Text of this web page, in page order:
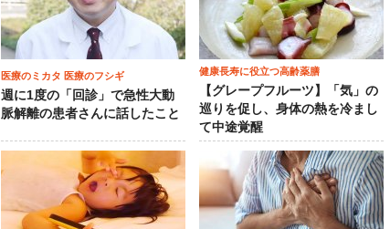
医療のミカタ 医療のフシギ
週に1度の「回診」で急性大動
脈解離の患者さんに話したこと
健康長寿に役立つ高齢薬膳
【グレープフルーツ】「気」の
巡りを促し、身体の熱を冷まし
て中途覚醒